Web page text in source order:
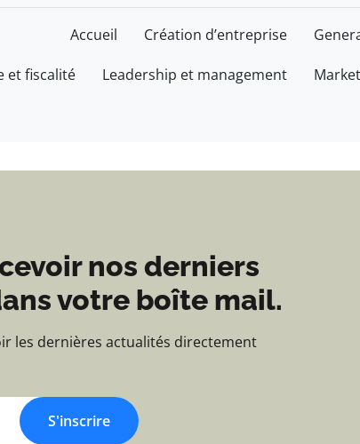
et
Accueil Création d’entreprise
et fiscalité Leadership et management
nos derniers
votre boîte mail.
les dernières actualités directement
S'inscrire